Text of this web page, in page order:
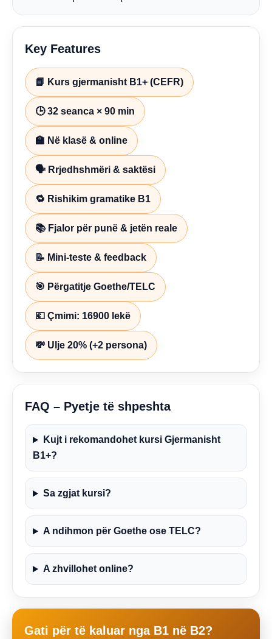
Key Features
📘 Kurs gjermanisht B1+ (CEFR)
🕒 32 seanca × 90 min
🏫 Në klasë & online
🗣️ Rrjedhshmëri & saktësi
🔁 Rishikim gramatike B1
📚 Fjalor për punë & jetën reale
📝 Mini-teste & feedback
🎯 Përgatitje Goethe/TELC
💶 Çmimi: 16900 lekë
💸 Ulje 20% (+2 persona)
FAQ – Pyetje të shpeshta
Kujt i rekomandohet kursi Gjermanisht
B1+?
Sa zgjat kursi?
A ndihmon për Goethe ose TELC?
A zhvillohet online?
Gati për të kaluar nga B1 në B2?